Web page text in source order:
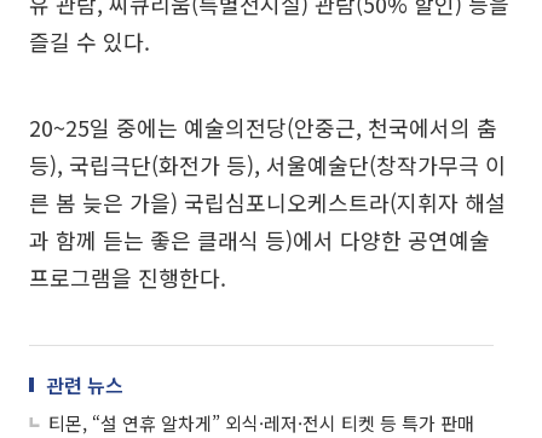
즐길 수 있다.
20~25일 중에는 예술의전당(안중근, 천국에서의 춤
등), 국립극단(화전가 등), 서울예술단(창작가무극 이
른 봄 늦은 가을) 국립심포니오케스트라(지휘자 해설
과 함께 듣는 좋은 클래식 등)에서 다양한 공연예술
프로그램을 진행한다.
관련 뉴스
티몬, “설 연휴 알차게” 외식·레저·전시 티켓 등 특가 판매